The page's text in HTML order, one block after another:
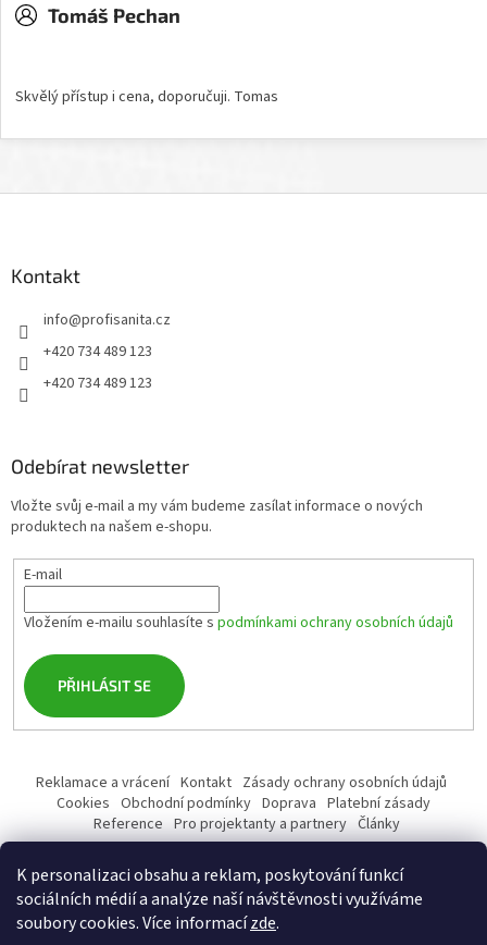
K personalizaci obsahu a reklam, poskytování funkcí
sociálních médií a analýze naší návštěvnosti využíváme
soubory cookies. Více informacízde.
Tomáš Pechan
Skvělý přístup i cena, doporučuji. Tomas
Kontakt
info@profisanita.cz
+420 734 489 123
+420 734 489 123
Odebírat newsletter
Vložte svůj e-mail a my vám budeme zasílat informace o nových
produktech na našem e-shopu.
E-mail
Vložením e-mailu souhlasíte s podmínkami ochrany osobních údajů
PŘIHLÁSIT SE
Reklamace a vrácení Kontakt Zásady ochrany osobních údajů
Cookies Obchodní podmínky Doprava Platební zásady
Reference Pro projektanty a partnery Články